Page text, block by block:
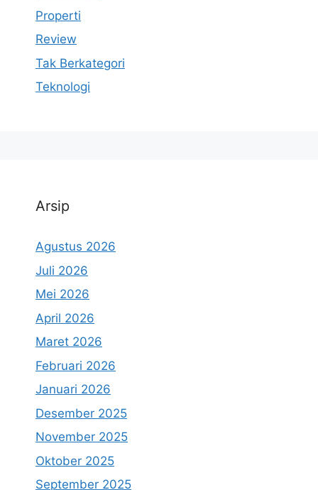
Properti
Review
Tak Berkategori
Teknologi
Arsip
Agustus 2026
Juli 2026
Mei 2026
April 2026
Maret 2026
Februari 2026
Januari 2026
Desember 2025
November 2025
Oktober 2025
September 2025